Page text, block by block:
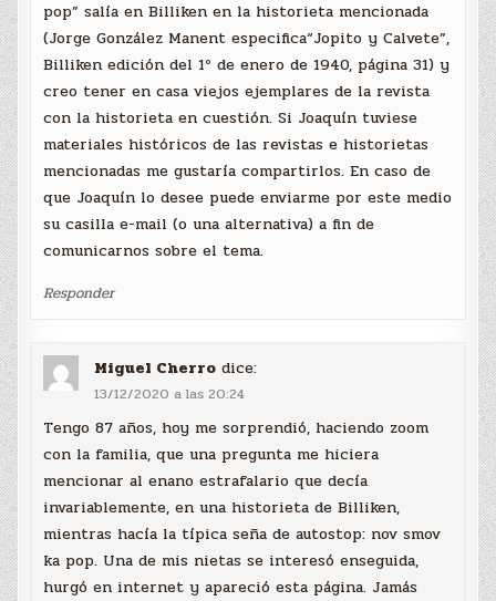
pop” salía en Billiken en la historieta mencionada
(Jorge González Manent especifica“Jopito y Calvete”,
Billiken edición del 1º de enero de 1940, página 31) y
creo tener en casa viejos ejemplares de la revista
con la historieta en cuestión. Si Joaquín tuviese
materiales históricos de las revistas e historietas
mencionadas me gustaría compartirlos. En caso de
que Joaquín lo desee puede enviarme por este medio
su casilla e-mail (o una alternativa) a fin de
comunicarnos sobre el tema.
Responder
Miguel Cherro dice:
13/12/2020 a las 20:24
Tengo 87 años, hoy me sorprendió, haciendo zoom
con la familia, que una pregunta me hiciera
mencionar al enano estrafalario que decía
invariablemente, en una historieta de Billiken,
mientras hacía la típica seña de autostop: nov smov
ka pop. Una de mis nietas se interesó enseguida,
hurgó en internet y apareció esta página. Jamás